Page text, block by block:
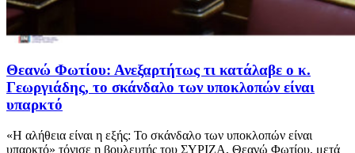
Θεανώ Φωτίου: Ανεξαρτήτως τι κατάλαβε ο κ.
Γεωργιάδης, το σκάνδαλο των υποκλοπών είναι
υπαρκτό
«Η αλήθεια είναι η εξής: Το σκάνδαλο των υποκλοπών είναι
υπαρκτό» τόνισε η βουλευτής του ΣΥΡΙΖΑ, Θεανώ Φωτίου, μετά